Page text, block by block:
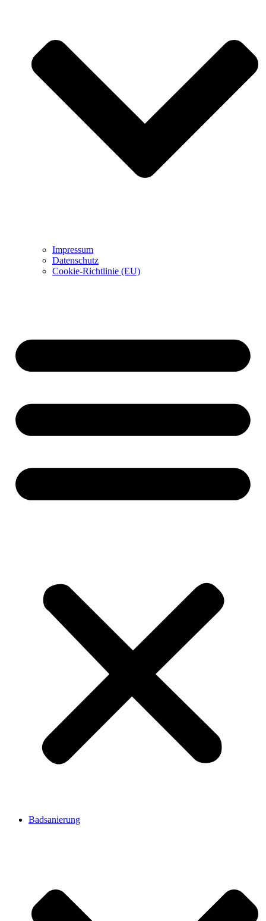
Impressum
Datenschutz
Cookie-Richtlinie (EU)
Badsanierung